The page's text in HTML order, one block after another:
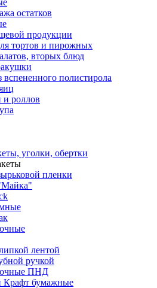
остатков
продукции
тортов и пирожных
вторых блюд
полистирола
и роллов
уголки, обертки
пленки
лентой
ручкой
ПНД
Крафт бумажные